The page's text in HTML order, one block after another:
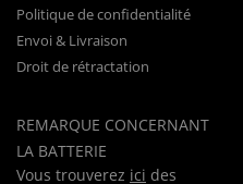
Politique de confidentialité
Envoi & Livraison
Droit de rétractation
REMARQUE CONCERNANT
LA BATTERIE
Vous trouverez ici des